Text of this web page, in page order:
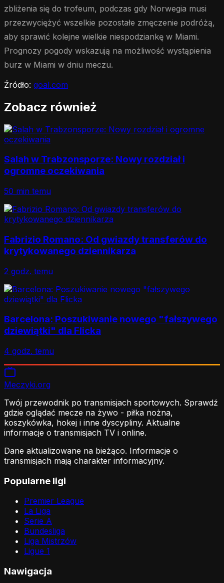
zbliżenia się do trofeum, podczas gdy Norwegia musi
przezwyciężyć wszelkie pozostałe zmęczenie podróżą,
aby sprawić kolejne wielkie niespodziankę w Miami.
Prognozy pogody wskazują na możliwość wystąpienia
burz w Miami w dniu meczu.
Źródło: goal.com
Zobacz również
Salah w Trabzonsporze: Nowy rozdział i
ogromne oczekiwania
50 min temu
Fabrizio Romano: Od gwiazdy transferów do
krytykowanego dziennikarza
2 godz. temu
Barcelona: Poszukiwanie nowego "fałszywego
dziewiątki" dla Flicka
4 godz. temu
Meczyki.org
Twój przewodnik po transmisjach sportowych. Sprawdź
gdzie oglądać mecze na żywo - piłka nożna,
koszykówka, hokej i inne dyscypliny. Aktualne
informacje o transmisjach TV i online.
Dane aktualizowane na bieżąco. Informacje o
transmisjach mają charakter informacyjny.
Popularne ligi
Premier League
La Liga
Serie A
Bundesliga
Liga Mistrzów
Ligue 1
Nawigacja